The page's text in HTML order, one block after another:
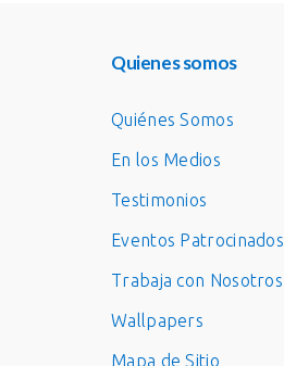
Quienes somos
Quiénes Somos
En los Medios
Testimonios
Eventos Patrocinados
Trabaja con Nosotros
Wallpapers
Mapa de Sitio